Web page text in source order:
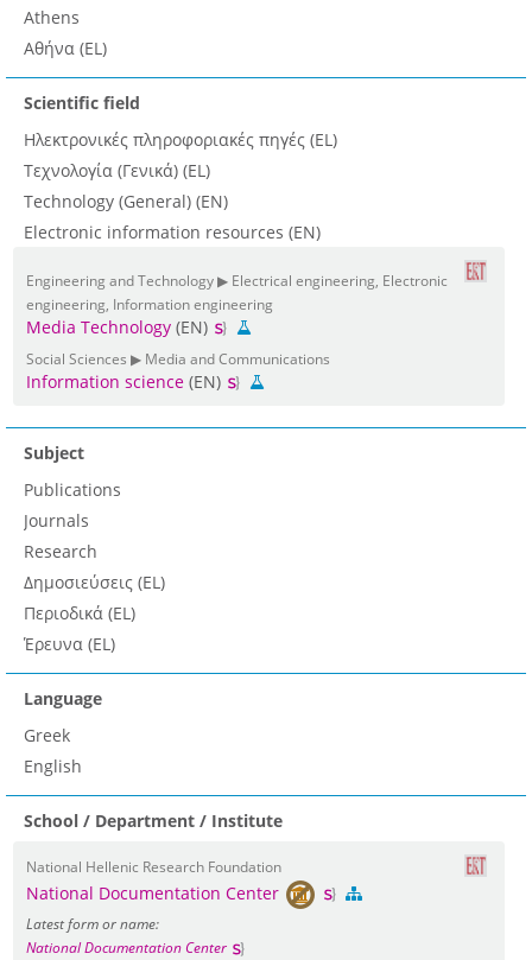
Athens
Αθήνα (EL)
Scientific field
Ηλεκτρονικές πληροφοριακές πηγές (EL)
Τεχνολογία (Γενικά) (EL)
Technology (General) (EN)
Electronic information resources (EN)
Engineering and Technology ▶ Electrical engineering, Electronic
engineering, Information engineering
Media Technology (EN)
Social Sciences ▶ Media and Communications
Information science (EN)
Subject
Publications
Journals
Research
Δημοσιεύσεις (EL)
Περιοδικά (EL)
Έρευνα (EL)
Language
Greek
English
School / Department / Institute
National Hellenic Research Foundation
National Documentation Center
Latest form or name:
National Documentation Center